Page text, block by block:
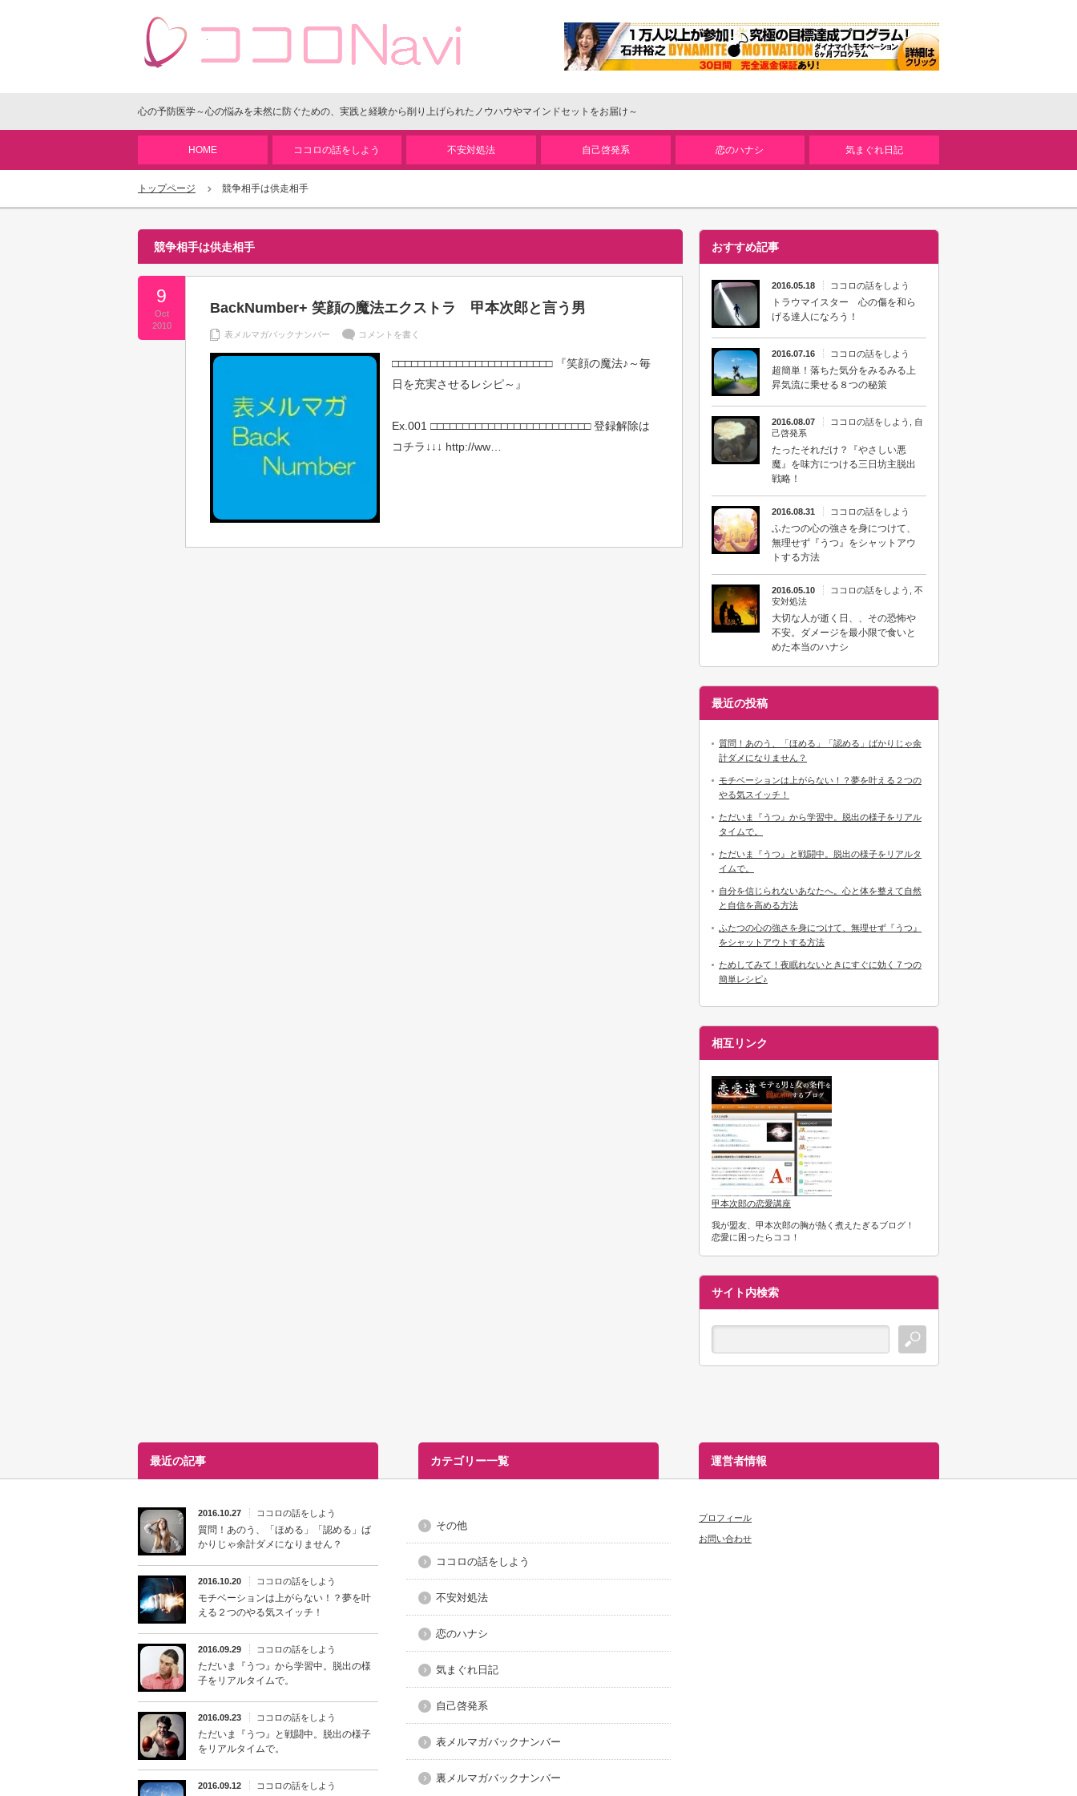
心の予防医学～心の悩みを未然に防ぐための、実践と経験から削り上げられたノウハウやマインドセットをお届け～
HOME ココロの話をしよう 不安対処法 自己啓発系 恋のハナシ 気まぐれ日記
トップページ 競争相手は供走相手
競争相手は供走相手
9
Oct
2010
BackNumber+ 笑顔の魔法エクストラ 甲本次郎と言う男
表メルマガバックナンバー コメントを書く
□□□□□□□□□□□□□□□□□□□□□□□□□ 『笑顔の魔法♪～毎
日を充実させるレシピ～』
Ex.001 □□□□□□□□□□□□□□□□□□□□□□□□□ 登録解除は
コチラ↓↓↓ http://ww…
おすすめ記事
2016.05.18 ココロの話をしよう
トラウマイスター 心の傷を和ら
げる達人になろう！
2016.07.16 ココロの話をしよう
超簡単！落ちた気分をみるみる上
昇気流に乗せる８つの秘策
2016.08.07 ココロの話をしよう
自
己啓発系
たったそれだけ？『やさしい悪
魔』を味方につける三日坊主脱出
戦略！
2016.08.31 ココロの話をしよう
ふたつの心の強さを身につけて、
無理せず『うつ』をシャットアウ
トする方法
2016.05.10 ココロの話をしよう
不
安対処法
大切な人が逝く日、、その恐怖や
不安。ダメージを最小限で食いと
めた本当のハナシ
最近の投稿
質問！あのう、「ほめる」「認める」ばかりじゃ余
計ダメになりません？
モチベーションは上がらない！？夢を叶える２つの
やる気スイッチ！
ただいま『うつ』から学習中。脱出の様子をリアル
タイムで。
ただいま『うつ』と戦闘中。脱出の様子をリアルタ
イムで。
自分を信じられないあなたへ。心と体を整えて自然
と自信を高める方法
ふたつの心の強さを身につけて、無理せず『うつ』
をシャットアウトする方法
ためしてみて！夜眠れないときにすぐに効く７つの
簡単レシピ♪
相互リンク
甲本次郎の恋愛講座
我が盟友、甲本次郎の胸が熱く煮えたぎるブログ！
恋愛に困ったらココ！
サイト内検索
最近の記事
2016.10.27 ココロの話をしよう
質問！あのう、「ほめる」「認める」ば
かりじゃ余計ダメになりません？
2016.10.20 ココロの話をしよう
モチベーションは上がらない！？夢を叶
える２つのやる気スイッチ！
2016.09.29 ココロの話をしよう
ただいま『うつ』から学習中。脱出の様
子をリアルタイムで。
2016.09.23 ココロの話をしよう
ただいま『うつ』と戦闘中。脱出の様子
をリアルタイムで。
2016.09.12 ココロの話をしよう
カテゴリー一覧
その他
ココロの話をしよう
不安対処法
恋のハナシ
気まぐれ日記
自己啓発系
表メルマガバックナンバー
裏メルマガバックナンバー
運営者情報
プロフィール
お問い合わせ